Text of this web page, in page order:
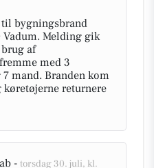
bygningsbrand
Melding gik
af
med 3
mand. Branden kom
returnere
- torsdag 30. juli, kl.